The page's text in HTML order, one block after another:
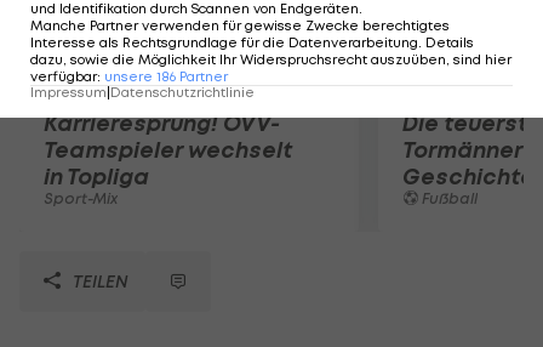
Karrieresprung! ÖVV-
Teamspieler wechselt
in Topliga
Sport-Mix
Die
Tormänner
Geschichte
Fußball
TEILEN
und Identifikation durch Scannen von Endgeräten.
Manche Partner verwenden für gewisse Zwecke berechtigtes
Interesse als Rechtsgrundlage für die Datenverarbeitung. Details
dazu, sowie die Möglichkeit Ihr Widerspruchsrecht auszuüben, sind hier
verfügbar: unsere 186 Partner
Impressum Datenschutzrichtlinie